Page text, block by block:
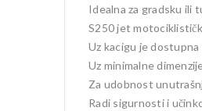
Idealna za gradsku ili
S250 jet
Uz kacigu je dostupna
Uz minimalne
Za udobnost
Radi sigurnosti i